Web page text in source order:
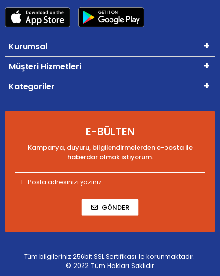
Kurumsal
Müşteri Hizmetleri
Kategoriler
E-BÜLTEN
Kampanya, duyuru, bilgilendirmelerden e-posta ile
haberdar olmak istiyorum.
GÖNDER
Tüm bilgileriniz 256bit SSL Sertifikası ile korunmaktadır.
© 2022 Tüm Hakları Saklıdır